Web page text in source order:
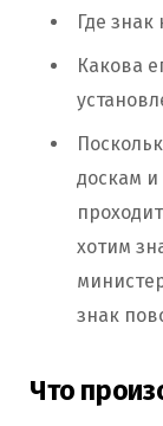
Где знак
Какова
доскам
хотим
знак
Что